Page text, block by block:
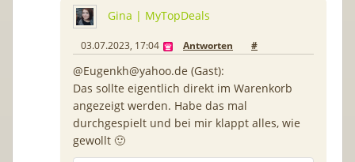
Gina | MyTopDeals
03.07.2023, 17:04 Antworten #
@Eugenkh@yahoo.de (Gast):
Das sollte eigentlich direkt im Warenkorb
angezeigt werden. Habe das mal
durchgespielt und bei mir klappt alles, wie
gewollt 🙂